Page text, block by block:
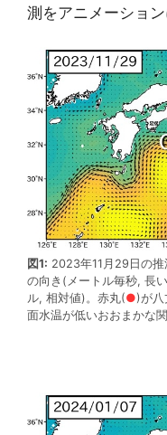
測をアニメーション
図1: 2023年11月29日の
の向き(メートル毎秒, 長
ル, 相対値)。赤丸(●)が
面水温が低いおおまかな